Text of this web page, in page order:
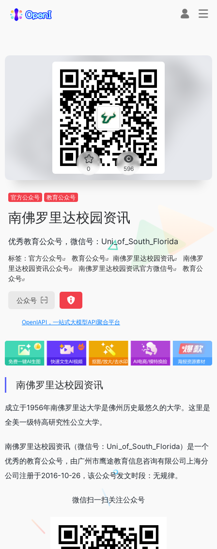
0 596
官方公众号 教育公众号
南佛罗里达校园资讯
优秀教育公众号，微信号：Uni_of_South_Florida
标签： 官方公众号 教育公众号 南佛罗里达校园资讯
南佛罗
里达校园资讯公众号
南佛罗里达校园资讯官方微信号
教育公
众号
公众号
OpenIAPI，一站式大模型API聚合平台
南佛罗里达校园资讯
成立于1956年南佛罗里达大学是佛州历史最悠久的大学。这里是
全美一级特高研究性公立大学。
南佛罗里达校园资讯（微信号：Uni_of_South_Florida）是一个
优秀的教育公众号，由广州市鹰途教育信息咨询有限公司上海分
公司注册于2016-10-26，该公众号发文时段：无规律。
微信扫一扫关注公众号